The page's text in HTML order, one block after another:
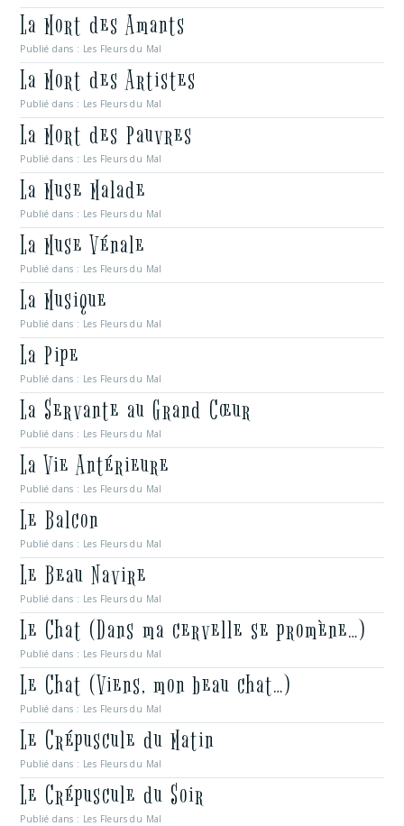
La Mort des Amants
Publié dans : Les Fleurs du Mal
La Mort des Artistes
Publié dans : Les Fleurs du Mal
La Mort des Pauvres
Publié dans : Les Fleurs du Mal
La Muse Malade
Publié dans : Les Fleurs du Mal
La Muse Vénale
Publié dans : Les Fleurs du Mal
La Musique
Publié dans : Les Fleurs du Mal
La Pipe
Publié dans : Les Fleurs du Mal
La Servante au Grand Cœur
Publié dans : Les Fleurs du Mal
La Vie Antérieure
Publié dans : Les Fleurs du Mal
Le Balcon
Publié dans : Les Fleurs du Mal
Le Beau Navire
Publié dans : Les Fleurs du Mal
Le Chat (Dans ma cervelle se promène…)
Publié dans : Les Fleurs du Mal
Le Chat (Viens, mon beau chat…)
Publié dans : Les Fleurs du Mal
Le Crépuscule du Matin
Publié dans : Les Fleurs du Mal
Le Crépuscule du Soir
Publié dans : Les Fleurs du Mal